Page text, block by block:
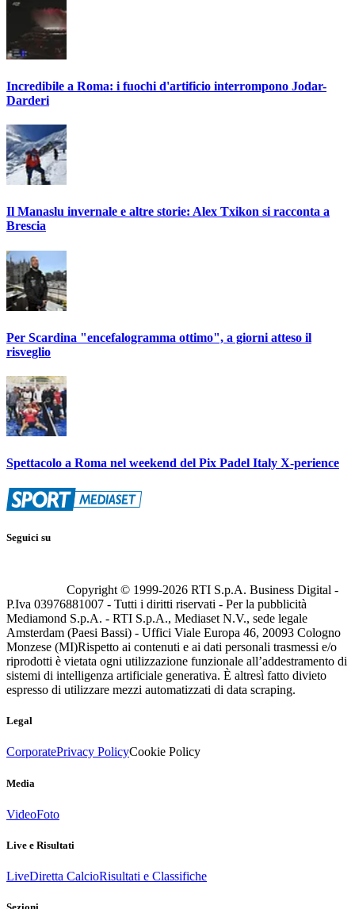
Incredibile a Roma: i fuochi d'artificio interrompono Jodar-
Darderi
Il Manaslu invernale e altre storie: Alex Txikon si racconta a
Brescia
Per Scardina "encefalogramma ottimo", a giorni atteso il
risveglio
Spettacolo a Roma nel weekend del Pix Padel Italy X-perience
Seguici su
Copyright © 1999-2026 RTI S.p.A. Business Digital -
P.Iva 03976881007 - Tutti i diritti riservati - Per la pubblicità
Mediamond S.p.A. - RTI S.p.A., Mediaset N.V., sede legale
Amsterdam (Paesi Bassi) - Uffici Viale Europa 46, 20093 Cologno
Monzese (MI)Rispetto ai contenuti e ai dati personali trasmessi e/o
riprodotti è vietata ogni utilizzazione funzionale all’addestramento di
sistemi di intelligenza artificiale generativa. È altresì fatto divieto
espresso di utilizzare mezzi automatizzati di data scraping.
Legal
CorporatePrivacy PolicyCookie Policy
Media
VideoFoto
Live e Risultati
LiveDiretta CalcioRisultati e Classifiche